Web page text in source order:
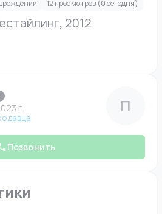
2012
12 просмотров (0 сегодня)
г.
П
Позвонить